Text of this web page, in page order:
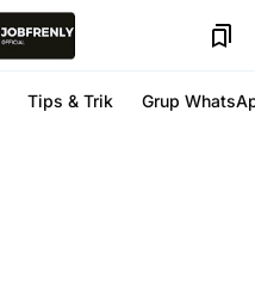
Tips & Trik Grup